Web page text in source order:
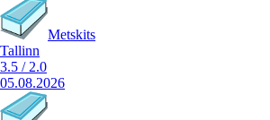
Metskits
Tallinn
3.5 / 2.0
05.08.2026